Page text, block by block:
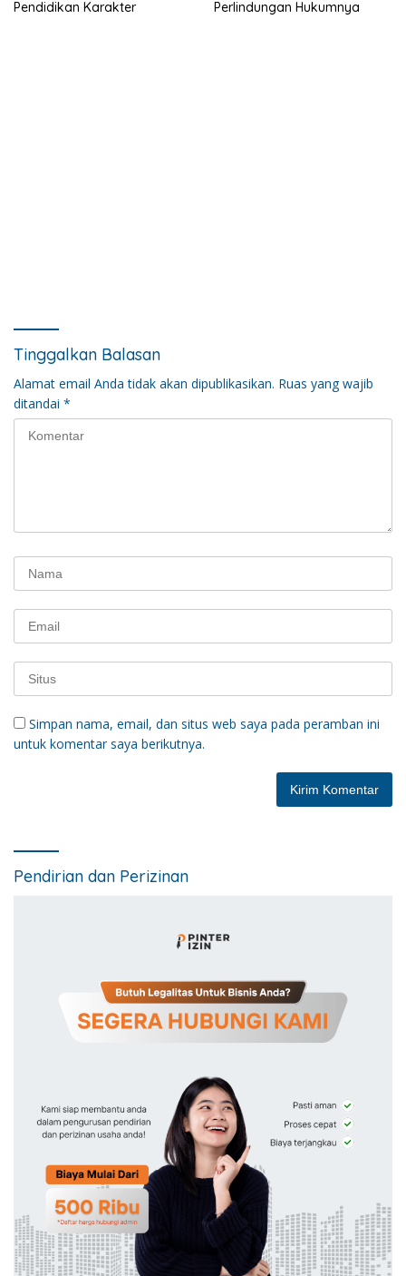
Pendidikan Karakter Perlindungan Hukumnya
Tinggalkan Balasan
Alamat email Anda tidak akan dipublikasikan. Ruas yang wajib
ditandai *
Simpan nama, email, dan situs web saya pada peramban ini
untuk komentar saya berikutnya.
Pendirian dan Perizinan